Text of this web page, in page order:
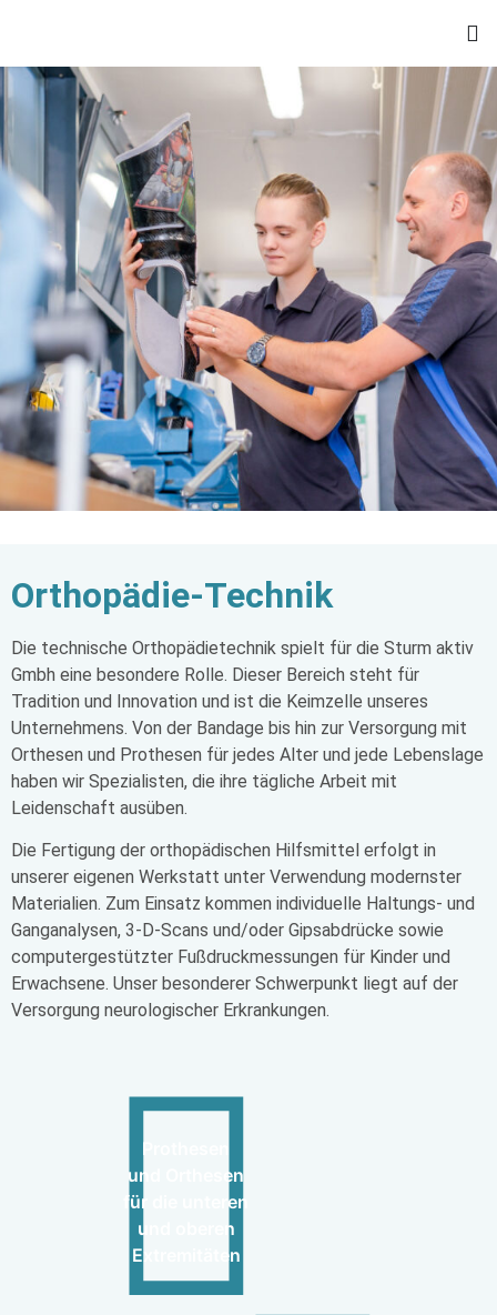
Orthopädie-Technik
Die technische Orthopädietechnik spielt für die Sturm aktiv
Gmbh eine besondere Rolle. Dieser Bereich steht für
Tradition und Innovation und ist die Keimzelle unseres
Unternehmens. Von der Bandage bis hin zur Versorgung mit
Orthesen und Prothesen für jedes Alter und jede Lebenslage
haben wir Spezialisten, die ihre tägliche Arbeit mit
Leidenschaft ausüben.
Die Fertigung der orthopädischen Hilfsmittel erfolgt in
unserer eigenen Werkstatt unter Verwendung modernster
Materialien. Zum Einsatz kommen individuelle Haltungs- und
Ganganalysen, 3-D-Scans und/oder Gipsabdrücke sowie
computergestützter Fußdruckmessungen für Kinder und
Erwachsene. Unser besonderer Schwerpunkt liegt auf der
Versorgung neurologischer Erkrankungen.
Prothesen
und Orthesen
für die unteren
und oberen
Extremitäten